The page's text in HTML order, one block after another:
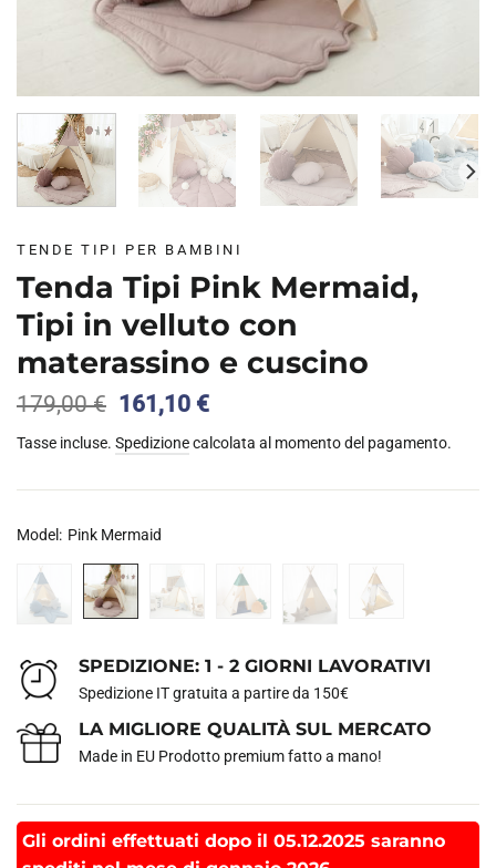
TENDE TIPI PER BAMBINI
Tenda Tipi Pink Mermaid,
Tipi in velluto con
materassino e cuscino
179,00€ Il
originale
179,00 €.
161,10 €Il
attuale
161,10 €.
Tasse incluse. Spedizionecalcolata al momento del pagamento.
Model: Pink Mermaid
SPEDIZIONE: 1 - 2 GIORNI LAVORATIVI
Spedizione IT gratuita a partire da 150€
LA MIGLIORE QUALITÀ SUL MERCATO
Made in EU Prodotto premium fatto a mano!
Gli ordini effettuati dopo il 05.12.2025 saranno